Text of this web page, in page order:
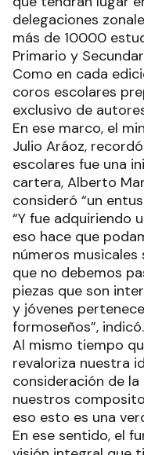
delegaciones
más de 10000
Primario y
Como en cada
coros escolares
exclusivo de
En ese marco, el
Julio Aráoz,
escolares fue una
cartera, Alberto
consideró “un
“Y fue adquiriendo
eso hace que
números
que no debemos
piezas que son
y jóvenes
formoseños”, indicó.
Al mismo tiempo
revaloriza nuestra
consideración de
nuestros
eso esto es una
En ese sentido, el